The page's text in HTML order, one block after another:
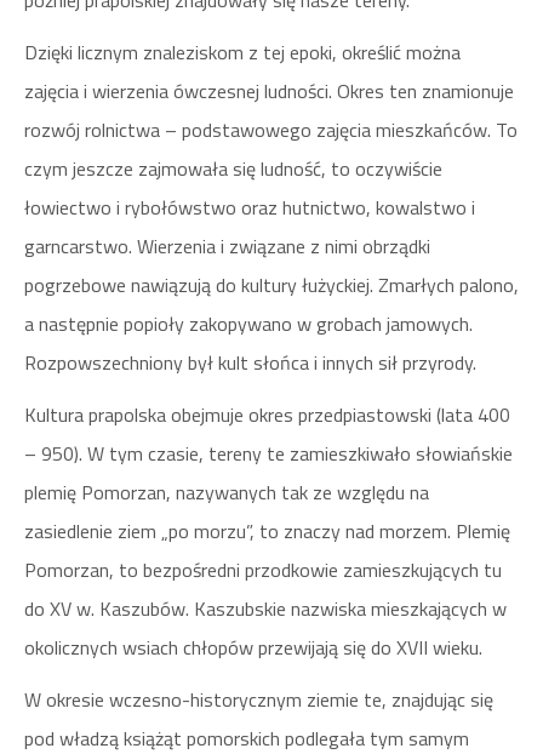
Dzięki licznym znaleziskom z tej epoki, określić można
zajęcia i wierzenia ówczesnej ludności. Okres ten znamionuje
rozwój rolnictwa – podstawowego zajęcia mieszkańców. To
czym jeszcze zajmowała się ludność, to oczywiście
łowiectwo i rybołówstwo oraz hutnictwo, kowalstwo i
garncarstwo. Wierzenia i związane z nimi obrządki
pogrzebowe nawiązują do kultury łużyckiej. Zmarłych palono,
a następnie popioły zakopywano w grobach jamowych.
Rozpowszechniony był kult słońca i innych sił przyrody.
Kultura prapolska obejmuje okres przedpiastowski (lata 400
– 950). W tym czasie, tereny te zamieszkiwało słowiańskie
plemię Pomorzan, nazywanych tak ze względu na
zasiedlenie ziem „po morzu”, to znaczy nad morzem. Plemię
Pomorzan, to bezpośredni przodkowie zamieszkujących tu
do XV w. Kaszubów. Kaszubskie nazwiska mieszkających w
okolicznych wsiach chłopów przewijają się do XVII wieku.
W okresie wczesno-historycznym ziemie te, znajdując się
pod władzą książąt pomorskich podlegała tym samym